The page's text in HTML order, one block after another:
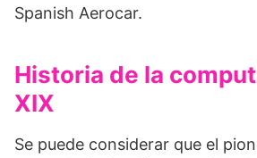
Spanish Aerocar.
Historia de la
XIX
Se puede considerar que el